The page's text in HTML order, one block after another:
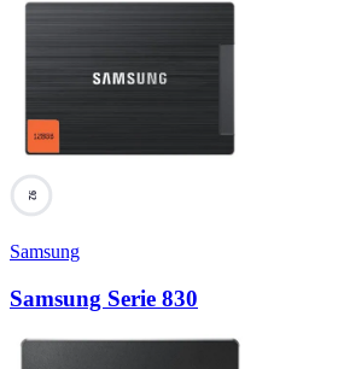
92
Samsung
Samsung Serie 830